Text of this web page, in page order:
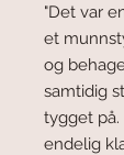
"Det var
et
og
samtidig
tygget på.
endelig